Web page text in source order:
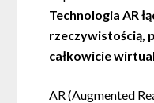
Technologia AR
rzeczywistością,
całkowicie
AR (Augmented